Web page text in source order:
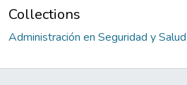
Collections
Administración en Seguridad y